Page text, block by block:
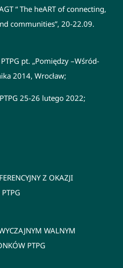
“ The heART of connecting,
communities”, 20-22.09.
pt. „Pomiędzy –Wśród-
2014, Wrocław;
25-26 lutego 2022;
Z OKAZJI
WALNYM
PTPG